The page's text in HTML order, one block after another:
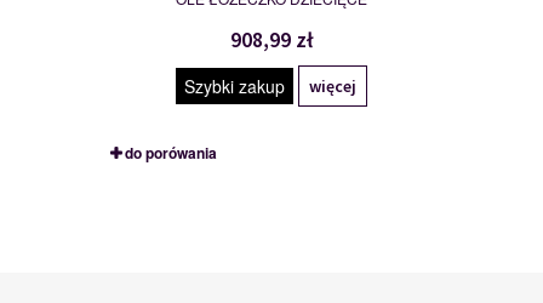
908,99 zł
Szybki zakup więcej
do porówania